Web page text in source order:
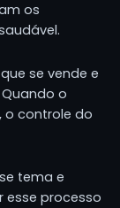
os
se vende e
o
o controle do
tema e
processo